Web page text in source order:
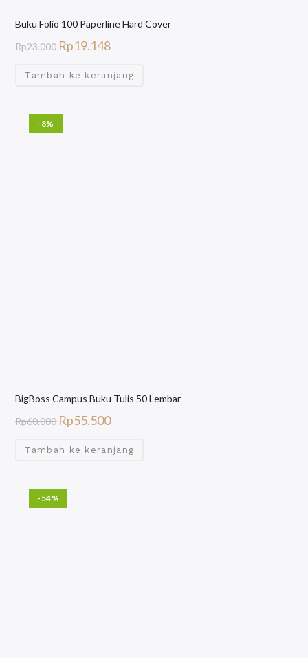
Buku Folio 100 Paperline Hard Cover
Rp23.000 Rp19.148
Tambah ke keranjang
-8%
BigBoss Campus Buku Tulis 50 Lembar
Rp60.000 Rp55.500
Tambah ke keranjang
-54%